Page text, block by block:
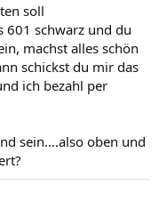
soll
601 schwarz und du
machst alles schön
schickst du mir das
ich bezahl per
sein....also oben und